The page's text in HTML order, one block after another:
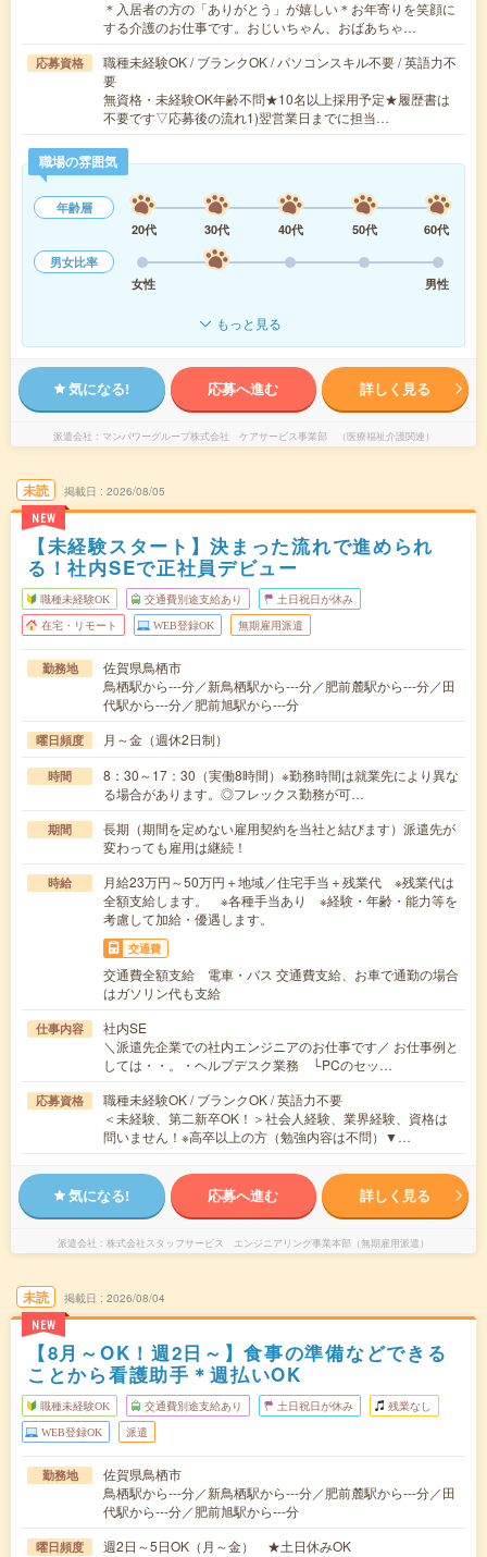
＊入居者の方の「ありがとう」が嬉しい＊お年寄りを笑顔に
する介護のお仕事です。おじいちゃん、おばあちゃ…
応募資格
職種未経験OK / ブランクOK / パソコンスキル不要 / 英語力不
要
無資格・未経験OK年齢不問★10名以上採用予定★履歴書は
不要です▽応募後の流れ1)翌営業日までに担当…
職場の雰囲気
年齢層
20代
30代 40代 50代
60代
男女比率
女性
男性
もっと見る
気になる! 応募へ進む 詳しく見る
派遣会社 マンパワーグループ株式会社 ケアサービス事業部 （医療福祉介護関連）
未読
NEW
掲載日 2026/08/05
【未経験スタート】決まった流れで進められ
る！社内SEで正社員デビュー
職種未経験OK 交通費別途支給あり 土日祝日が休み
在宅・リモート WEB登録OK 無期雇用派遣
勤務地
佐賀県鳥栖市
鳥栖駅から---分／新鳥栖駅から---分／肥前麓駅から---分／田
代駅から---分／肥前旭駅から---分
曜日頻度 月～金（週休2日制）
時間
8：30～17：30（実働8時間）※勤務時間は就業先により異な
る場合があります。◎フレックス勤務が可…
期間
長期（期間を定めない雇用契約を当社と結びます）派遣先が
変わっても雇用は継続！
時給
月給23万円～50万円＋地域／住宅手当＋残業代 ※残業代は
全額支給します。 ※各種手当あり ※経験・年齢・能力等を
考慮して加給・優遇します。
交通費
交通費全額支給 電車・バス 交通費支給、お車で通勤の場合
はガソリン代も支給
仕事内容
社内SE
＼派遣先企業での社内エンジニアのお仕事です／ お仕事例と
しては・・。・ヘルプデスク業務 └PCのセッ…
応募資格
職種未経験OK / ブランクOK / 英語力不要
＜未経験、第二新卒OK！＞社会人経験、業界経験、資格は
問いません！※高卒以上の方（勉強内容は不問）▼…
気になる! 応募へ進む 詳しく見る
派遣会社 株式会社スタッフサービス エンジニアリング事業本部（無期雇用派遣）
未読
NEW
掲載日 2026/08/04
【8月～OK！週2日～】食事の準備などできる
ことから看護助手＊週払いOK
職種未経験OK 交通費別途支給あり 土日祝日が休み 残業なし
WEB登録OK 派遣
勤務地
佐賀県鳥栖市
鳥栖駅から---分／新鳥栖駅から---分／肥前麓駅から---分／田
代駅から---分／肥前旭駅から---分
曜日頻度 週2日～5日OK（月～金） ★土日休みOK